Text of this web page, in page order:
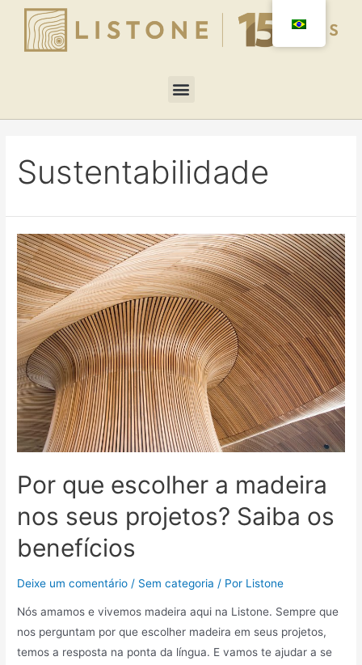
Sustentabilidade
Por que escolher a madeira
nos seus projetos? Saiba os
benefícios
Deixe um comentário / Sem categoria / Por Listone
Nós amamos e vivemos madeira aqui na Listone. Sempre que
nos perguntam por que escolher madeira em seus projetos,
temos a resposta na ponta da língua. E vamos te ajudar a se